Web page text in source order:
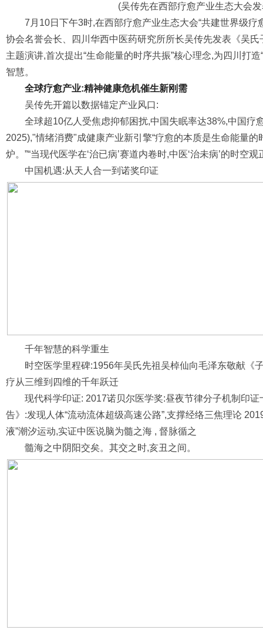
(吴传先在西部疗愈产业生态大会
7月10日下午3时,在西部疗愈产业生态大会“共建世界级疗
协会名誉会长、四川华西中医药研究所所长吴传先发表《吴
主题演讲,首次提出“生命能量的时序共振”核心理念,为四川打
智慧。
全球疗愈产业:精神健康危机催生新刚需
吴传先开篇以数据锚定产业风口:
全球超10亿人受焦虑抑郁困扰,中国失眠率达38%,中国疗
2025),"情绪消费"成健康产业新引擎“疗愈的本质是生命能量
炉。”“当现代医学在‘治已病’赛道内卷时,中医‘治未病’的时空
中国机遇:从天人合一到诺奖印证
千年智慧的科学重生
时空医学里程碑:1956年吴氏先祖吴棹仙向毛泽东敬献《
疗从三维到四维的千年跃迁
现代科学印证: 2017诺贝尔医学奖:昼夜节律分子机制印
告》:发现人体“流动流体超级高速公路”,支撑经络三焦理论
液”潮汐运动,实证中医说脑为髓之海 , 督脉循之
髓海之中阴阳交矣。其交之时,亥丑之间。